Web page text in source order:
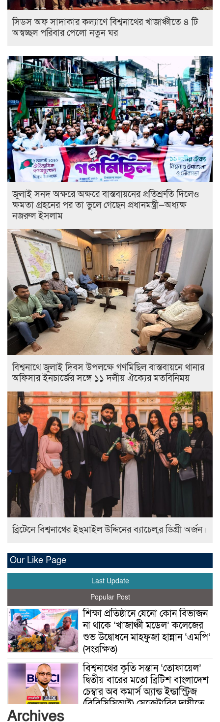
সিডস অফ সাদাকার কল্যাণে বিশ্বনাথের খাজাঞ্চীতে ৪ টি
অস্বচ্ছল পরিবার পেলো নতুন ঘর
জুলাই সনদ অক্ষরে অক্ষরে বাস্তবায়নের প্রতিশ্রুতি দিলেও
ক্ষমতা গ্রহনের পর তা ভুলে গেছেন প্রধানমন্ত্রী—অধ্যক্ষ
নজরুল ইসলাম
বিশ্বনাথে জুলাই দিবস উপলক্ষে গণমিছিল বাস্তবায়নে থানার
অফিসার ইনচার্জের সঙ্গে ১১ দলীয় ঐক্যের মতবিনিময়
ব্রিটেনে বিশ্বনাথের ইছমাইল উদ্দিনের ব্যাচেল,র ডিগ্রী অর্জন।
Our Like Page
Last Update
Popular Post
শিক্ষা প্রতিষ্ঠানে যেনো কোন বিভাজন
না থাকে ‘খাজাঞ্চী মডেল’ কলেজের
শুভ উদ্বোধনে মাহফুজা হান্নান ‘এমপি’
(সংরক্ষিত)
বিশ্বনাথের কৃতি সন্তান ‘তোফায়েল’
দ্বিতীয় বারের মতো ব্রিটিশ বাংলাদেশ
চেম্বার অব কমার্স অ্যান্ড ইন্ডাস্ট্রিজ
(বিবিসিসিআই) সেক্রেটারির দায়ীত্বে
Archives